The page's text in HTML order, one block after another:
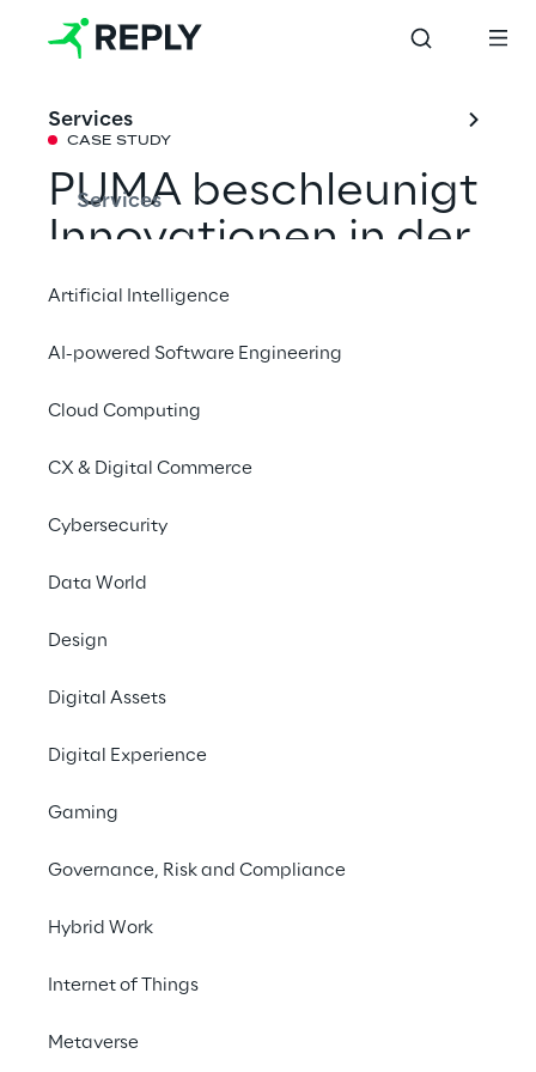
Services
Services
Artificial Intelligence
AI-powered Software Engineering
Cloud Computing
CX & Digital Commerce
Cybersecurity
Data World
Design
Digital Assets
Digital Experience
Gaming
Governance, Risk and Compliance
Hybrid Work
Internet of Things
Metaverse
CASE STUDY
PUMA beschleunigt
Innovationen in der
Logistik mit GaliLEA
gemeinsam das Warehouse Management
Nutzererfahrung bei täglichen
Die WMS-Interaktionen
vereinfachen und einen
schnellerern Zugriff auf
kritische Informationen
auch in komplexen
ermöglichen